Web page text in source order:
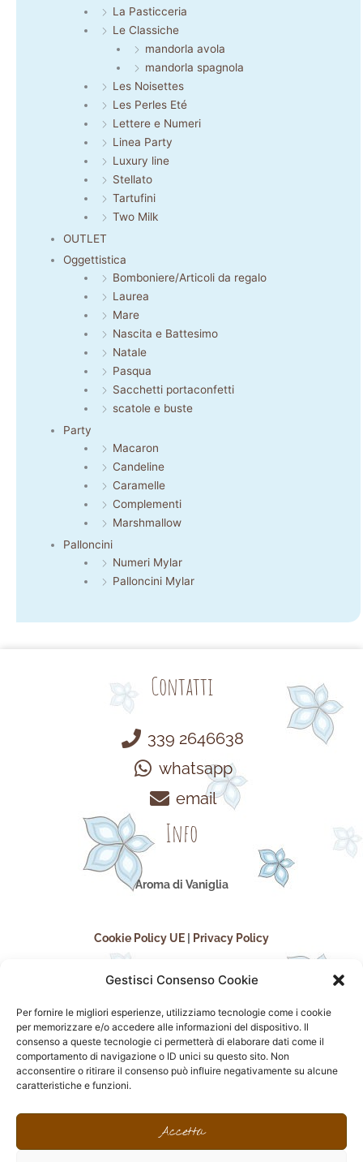
Gestisci Consenso Cookie
Per fornire le migliori esperienze, utilizziamo tecnologie come i cookie
per memorizzare e/o accedere alle informazioni del dispositivo. Il
consenso a queste tecnologie ci permetterà di elaborare dati come il
comportamento di navigazione o ID unici su questo sito. Non
acconsentire o ritirare il consenso può influire negativamente su alcune
caratteristiche e funzioni.
Accetta
La Pasticceria
Le Classiche
mandorla avola
mandorla spagnola
Les Noisettes
Les Perles Eté
Lettere e Numeri
Linea Party
Luxury line
Stellato
Tartufini
Two Milk
OUTLET
Oggettistica
Bomboniere/Articoli da regalo
Laurea
Mare
Nascita e Battesimo
Natale
Pasqua
Sacchetti portaconfetti
scatole e buste
Party
Macaron
Candeline
Caramelle
Complementi
Marshmallow
Palloncini
Numeri Mylar
Palloncini Mylar
Contatti
339 2646638
whatsapp
email
Info
Aroma di Vaniglia
Cookie Policy UE Privacy Policy
seguici sui social
F
e
I
n
t
P
i
t
F
c